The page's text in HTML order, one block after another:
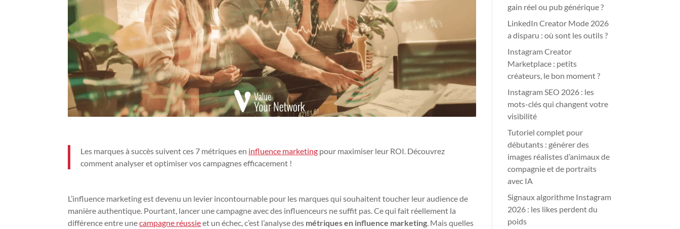
Les marques à succès suivent ces 7 métriques en influence marketing pour maximiser leur ROI. Découvrez
comment analyser et optimiser vos campagnes efficacement !
L’influence marketing est devenu un levier incontournable pour les marques qui souhaitent toucher leur audience de
manière authentique. Pourtant, lancer une campagne avec des influenceurs ne suffit pas. Ce qui fait réellement la
différence entre unecampagne réussieet un échec, c’est l’analyse des métriques en influence marketing . Mais quelles
gain réel ou pub générique ?
LinkedIn Creator Mode 2026
a disparu : où sont les outils ?
Instagram Creator
Marketplace : petits
créateurs, le bon moment ?
Instagram SEO 2026 : les
mots-clés qui changent votre
visibilité
Tutoriel complet pour
débutants : générer des
images réalistes d’animaux de
compagnie et de portraits
avec IA
Signaux algorithme Instagram
2026 : les likes perdent du
poids